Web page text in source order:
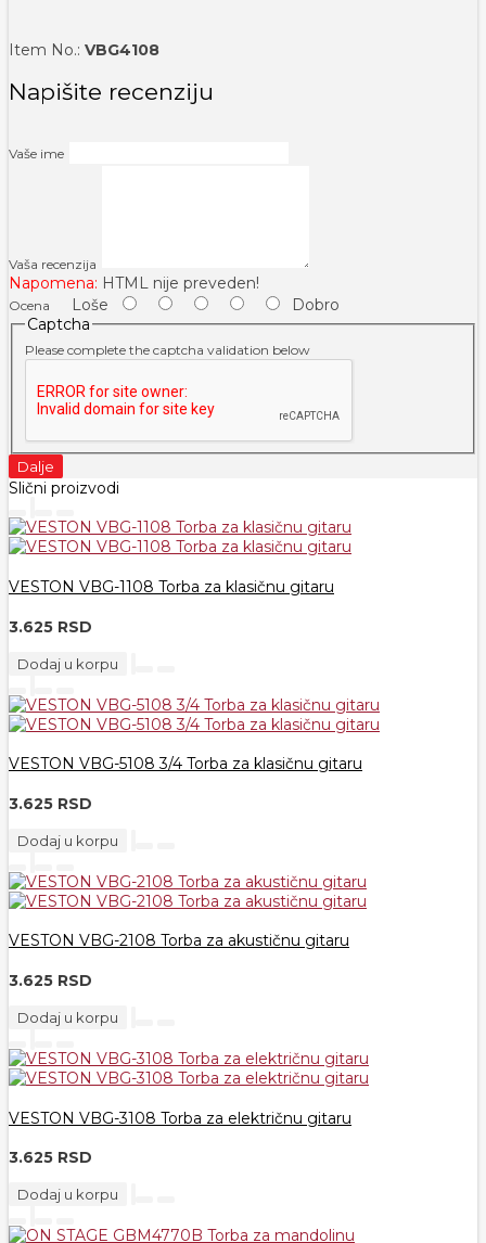
Item No.: VBG4108
Napišite recenziju
Vaše ime
Vaša recenzija
Napomena: HTML nije preveden!
Ocena Loše
Dobro
Captcha
Please complete the captcha validation below
Dalje
Slični proizvodi
VESTON VBG-1108 Torba za klasičnu gitaru
3.625 RSD
Dodaj u korpu
VESTON VBG-5108 3/4 Torba za klasičnu gitaru
3.625 RSD
Dodaj u korpu
VESTON VBG-2108 Torba za akustičnu gitaru
3.625 RSD
Dodaj u korpu
VESTON VBG-3108 Torba za električnu gitaru
3.625 RSD
Dodaj u korpu